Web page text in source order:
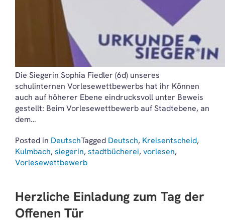
Die Siegerin Sophia Fiedler (6d) unseres
schulinternen Vorlesewettbewerbs hat ihr Können
auch auf höherer Ebene eindrucksvoll unter Beweis
gestellt: Beim Vorlesewettbewerb auf Stadtebene, an
dem…
Posted in DeutschTagged Deutsch, Kreisentscheid,
Kulmbach, siegerin, stadtbücherei, vorlesen,
Vorlesewettbewerb
Herzliche Einladung zum Tag der
Offenen Tür